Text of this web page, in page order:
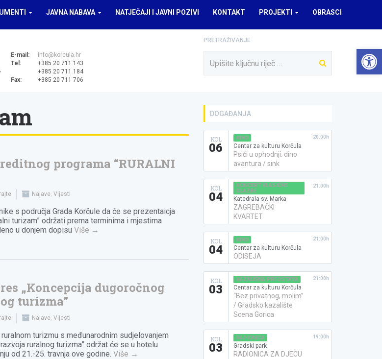
JAVNA NABAVA NATJEČAJI I JAVNI POZIVI KONTAKT PROJEKTI OBRASCI
E-mail:
info@korcula.hr
Tel:
+385 20 711 143
+385 20 711 184
Fax:
+385 20 711 706
PRETRAŽIVANJE
programa “RURALNI
Najave ,Vijesti
s područja Grada Korčule da će se prezentaicja
turizam” održati prema terminima i mjestima
u donjem dopisuViše →
„Koncepcija dugoročnog
turizma”
Najave ,Vijesti
turizmu s međunarodnim sudjelovanjem
ruralnog turizma” održat će se u hotelu
od 21.-25. travnja ove godine.Više →
DOGAĐANJA
KOL
06
KINO
Centar za kulturu Korčula
Psići u ophodnji: dino
avantura / sink
20:00h
KOL
04
KONCERT KLASIČNE
GLAZBE
Katedrala sv. Marka
ZAGREBAČKI
KVARTET
21:00h
KOL
04
KINO
Centar za kulturu Korčula
ODISEJA
21:00h
KOL
03
KAZALIŠNA PREDSTAVA
Centar za kulturu Korčula
“Bez privatnog, molim”
/ Gradsko kazalište
Scena Gorica
21:00h
KOL
03
RADIONICA
Gradski park
RADIONICA ZA DJECU
19:00h